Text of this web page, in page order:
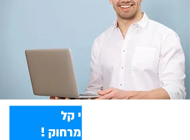
עכשיו הכי קל
לקבל תמיכה מרחוק !